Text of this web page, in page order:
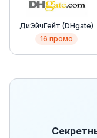
ДиЭйчГейт (DHgate)
16 промо